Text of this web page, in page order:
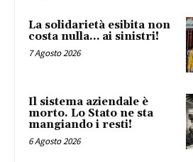
La solidarietà esibita non
costa nulla… ai sinistri!
7 Agosto 2026
Il sistema aziendale è
morto. Lo Stato ne sta
mangiando i resti!
6 Agosto 2026